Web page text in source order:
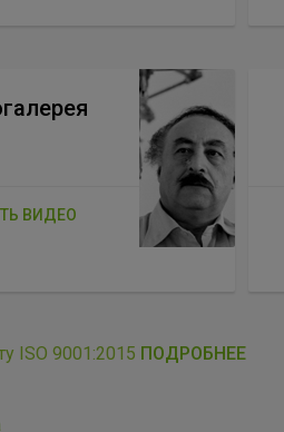
ВИДЕО
ISO 9001:2015 ПОДРОБНЕЕ